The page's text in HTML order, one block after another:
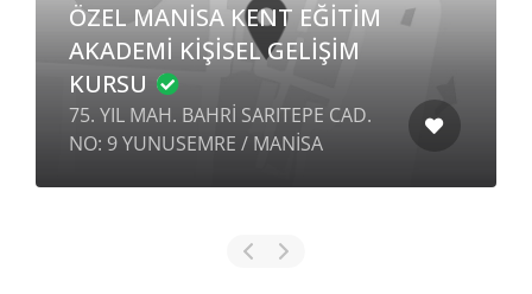
ÖZEL MANİSA KENT EĞİTİM
AKADEMİ KİŞİSEL GELİŞİM
KURSU
75. YIL MAH. BAHRİ SARITEPE CAD.
NO: 9 YUNUSEMRE / MANİSA